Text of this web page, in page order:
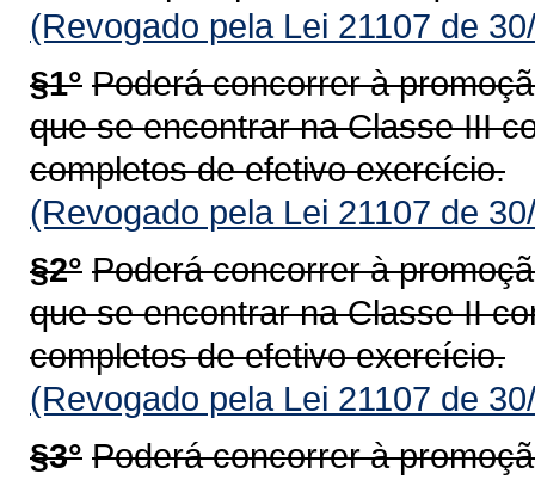
(Revogado pela Lei 21107 de
§1° Poderá concorrer à
que se encontrar na Classe III
completos de efetivo exercício.
(Revogado pela Lei 21107 de
§2° Poderá concorrer à
que se encontrar na Classe II
completos de efetivo exercício.
(Revogado pela Lei 21107 de
§3° Poderá concorrer à